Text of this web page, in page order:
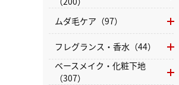
ムダ毛ケア（97）
フレグランス・香水（44）
ベースメイク・化粧下地
（307）